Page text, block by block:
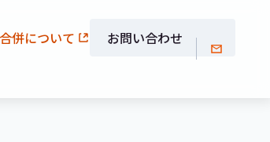
合併について お問い合わせ